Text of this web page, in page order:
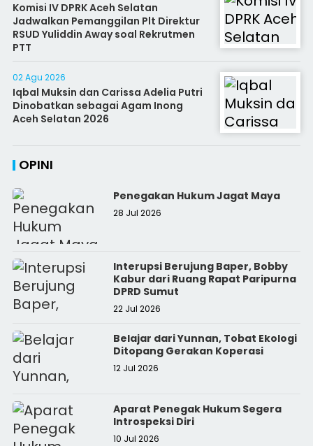
Komisi IV DPRK Aceh Selatan
Jadwalkan Pemanggilan Plt Direktur
RSUD Yuliddin Away soal Rekrutmen
PTT
02 Agu 2026
Iqbal Muksin dan Carissa Adelia Putri
Dinobatkan sebagai Agam Inong
Aceh Selatan 2026
OPINI
Penegakan Hukum Jagat Maya
28 Jul 2026
Interupsi Berujung Baper, Bobby
Kabur dari Ruang Rapat Paripurna
DPRD Sumut
22 Jul 2026
Belajar dari Yunnan, Tobat Ekologi
Ditopang Gerakan Koperasi
12 Jul 2026
Aparat Penegak Hukum Segera
Introspeksi Diri
10 Jul 2026